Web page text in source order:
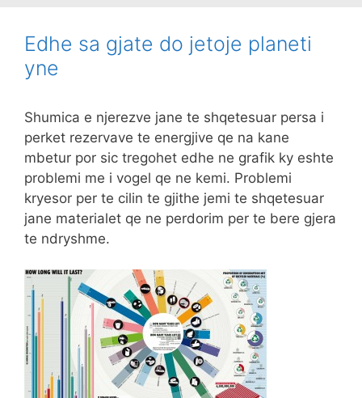
Edhe sa gjate do jetoje planeti
yne
Shumica e njerezve jane te shqetesuar persa i
perket rezervave te energjive qe na kane
mbetur por sic tregohet edhe ne grafik ky eshte
problemi me i vogel qe ne kemi. Problemi
kryesor per te cilin te gjithe jemi te shqetesuar
jane materialet qe ne perdorim per te bere gjera
te ndryshme.